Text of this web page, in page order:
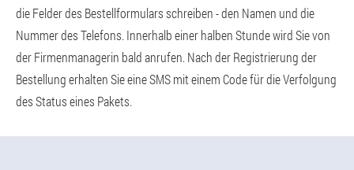
die Felder des Bestellformulars schreiben - den Namen und die
Nummer des Telefons. Innerhalb einer halben Stunde wird Sie von
der Firmenmanagerin bald anrufen. Nach der Registrierung der
Bestellung erhalten Sie eine SMS mit einem Code für die Verfolgung
des Status eines Pakets.